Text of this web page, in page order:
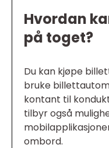
Hvordan
på toget?
Du kan kjøpe
bruke
kontant til
tilbyr også
ombord.